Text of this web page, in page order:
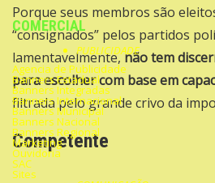
Porque seus membros são
“consignados” pelos partidos
lamentavelmente,não tem
para escolher com base em
filtrada pelo grande crivo da
Competente
COMERCIAL
PUBLICIDADE
Agencia de Publicidade
Banners Estadual
Banners Integradas
Banners Internacional
Banners Municipal
Banners Nacional
Banners Regional
Marketing
Ouvidoria
SAC
Sites